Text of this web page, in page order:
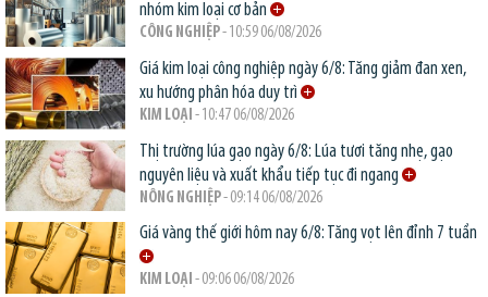
nhóm kim loại cơ bản
CÔNG NGHIỆP- 10:59 06/08/2026
Giá kim loại công nghiệp ngày 6/8: Tăng giảm đan xen,
xu hướng phân hóa duy trì
KIM LOẠI - 10:47 06/08/2026
Thị trường lúa gạo ngày 6/8: Lúa tươi tăng nhẹ, gạo
nguyên liệu và xuất khẩu tiếp tục đi ngang
NÔNG NGHIỆP- 09:14 06/08/2026
Giá vàng thế giới hôm nay 6/8: Tăng vọt lên đỉnh 7 tuần
KIM LOẠI - 09:06 06/08/2026